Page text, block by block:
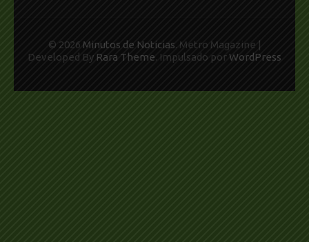
© 2026 Minutos de Noticias. Metro Magazine |
Developed By Rara Theme. Impulsado por WordPress